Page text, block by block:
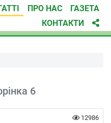
ПРО НАС
ГАЗЕТА
КОНТАКТИ
6
12986